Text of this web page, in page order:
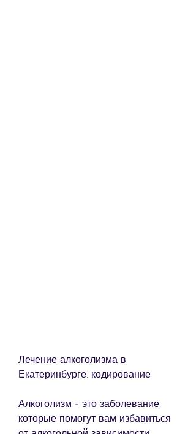
Лечение алкоголизма в
Екатеринбурге: кодирование
Алкоголизм - это заболевание,
которые помогут вам избавиться